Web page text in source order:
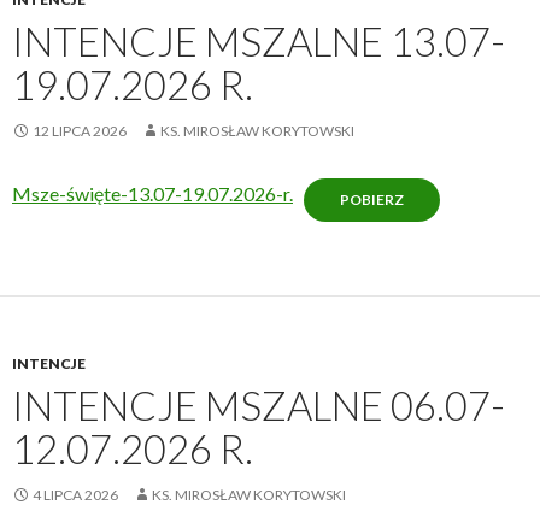
INTENCJE MSZALNE 13.07-
19.07.2026 R.
12 LIPCA 2026 KS. MIROSŁAW KORYTOWSKI
Msze-święte-13.07-19.07.2026-r. POBIERZ
INTENCJE
INTENCJE MSZALNE 06.07-
12.07.2026 R.
4 LIPCA 2026 KS. MIROSŁAW KORYTOWSKI